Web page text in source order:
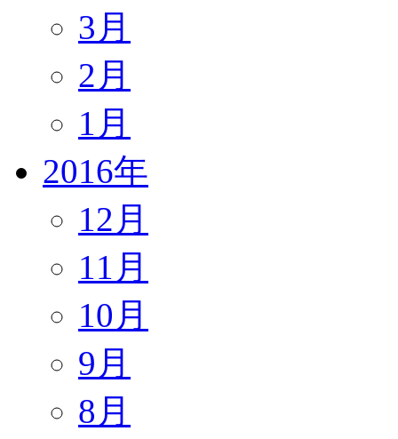
3月
2月
1月
2016年
12月
11月
10月
9月
8月